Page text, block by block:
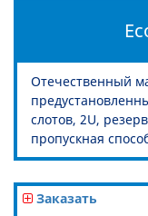
Отечественный
слотов, 2U,
пропускная
Заказать